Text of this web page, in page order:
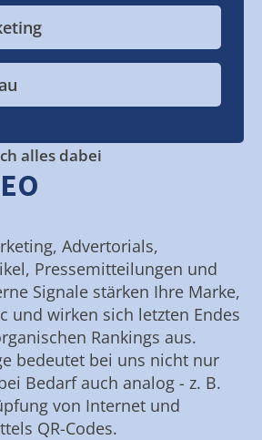
alles dabei
Advertorials,
Pressemitteilungen und
Signale stärken Ihre Marke,
und wirken sich letzten Endes
Rankings aus.
bedeutet bei uns nicht nur
Bedarf auch analog - z. B.
von Internet und
QR-Codes.